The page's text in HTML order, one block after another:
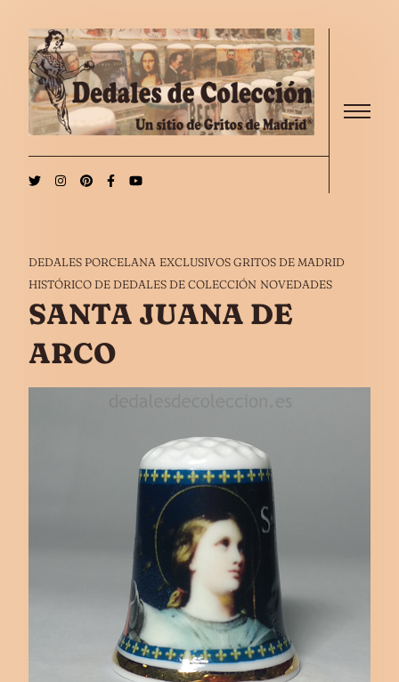
DEDALES PORCELANA EXCLUSIVOS GRITOS DE MADRID
HISTÓRICO DE DEDALES DE COLECCIÓN NOVEDADES
SANTA JUANA DE
ARCO